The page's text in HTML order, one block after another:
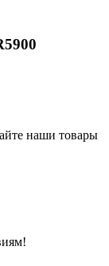
наши товары